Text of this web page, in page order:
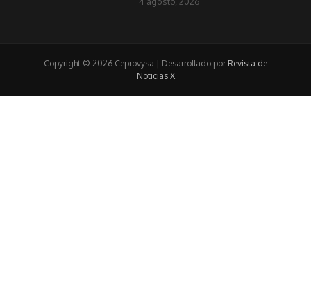
Copyright © 2026 Ceprovysa | Desarrollado por Revista de
Noticias X